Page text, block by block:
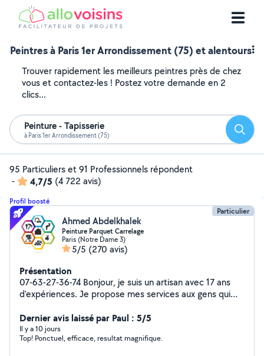
Peintres à Paris 1er Arrondissement (75) et alentours
Trouver rapidement les meilleurs peintres près de chez
vous et contactez-les ! Postez votre demande en 2
clics...
Peinture - Tapisserie
à Paris 1er Arrondissement (75)
95 Particuliers et 91 Professionnels répondent
-
4,7/5 (4 722 avis)
Profil boosté
Particulier
Ahmed Abdelkhalek
Peinture Parquet Carrelage
Paris (Notre Dame 3)
5/5 (270 avis)
Présentation
07-63-27-36-74 Bonjour, je suis un artisan avec 17 ans
d'expériences. Je propose mes services aux gens qui
papier peint, toile de verre, lino -Pose parquet , Ponçage
et Vérification - Platerie( coffrage, murs, doublage ,
isolation DPE..) - Carrelage , Rénovation complète SDB -
Dernier avis laissé par Paul : 5/5
Il y a 10 jours
Top! Ponctuel, efficace, resultat magnifique.